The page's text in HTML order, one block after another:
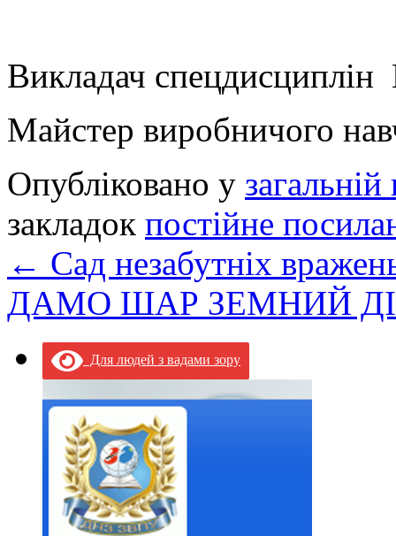
Викладач
Майстер виробничого
Опубліковано у загальній
закладок постійне
← Сад незабутніх
ДАМО ШАР ЗЕМНИЙ
Для людей з вадами зору